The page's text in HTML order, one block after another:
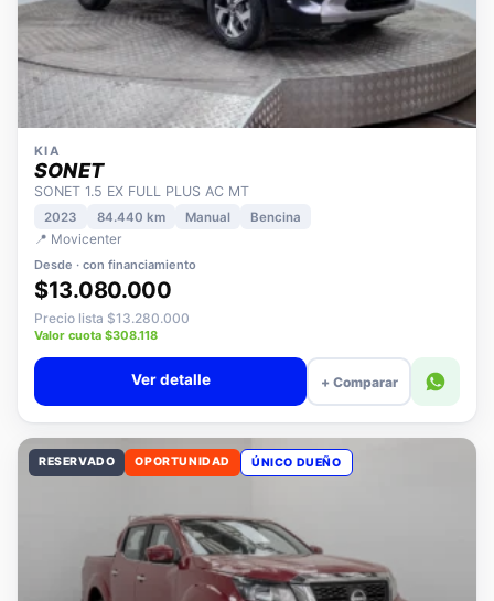
KIA
SONET
SONET 1.5 EX FULL PLUS AC MT
2023 84.440 km
📍 Movicenter
Desde · con financiamiento
$13.080.000
Precio lista $13.280.000
Valor cuota $308.118
+ Comparar
RESERVADO OPORTUNIDAD